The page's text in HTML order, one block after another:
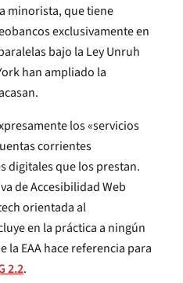
minorista, que tiene
los «servicios
que los prestan.
de Accesibilidad Web
2.2.